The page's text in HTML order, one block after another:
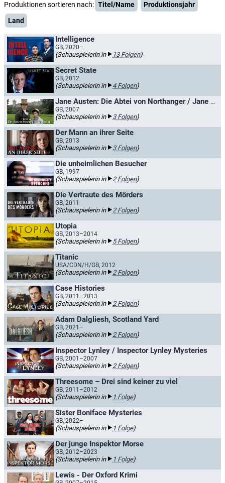
Produktionen sortieren nach: Titel/Name
Produktionsjahr
Land
Intelligence
GB, 2020–
(Schauspielerin in 13 Folgen)
Secret State
GB, 2012
(Schauspielerin in 4 Folgen)
Jane Austen: Die Abtei von Northanger / Jane Austens Northanger Abbey
GB, 2007
(Schauspielerin in 3 Folgen)
Der Mann an ihrer Seite
GB, 2013
(Schauspielerin in 3 Folgen)
Die unheimlichen Besucher
GB, 1997
(Schauspielerin in 2 Folgen)
Die Vertraute des Mörders
GB, 2011
(Schauspielerin in 2 Folgen)
Utopia
GB, 2013–2014
(Schauspielerin in 5 Folgen)
Titanic
USA/CDN/H/GB, 2012
(Schauspielerin in 2 Folgen)
Case Histories
GB, 2011–2013
(Schauspielerin in 2 Folgen)
Adam Dalgliesh, Scotland Yard
GB, 2021–
(Schauspielerin in 2 Folgen)
Inspector Lynley / Inspector Lynley Mysteries
GB, 2001–2007
(Schauspielerin in 2 Folgen)
Threesome – Drei sind keiner zu viel
GB, 2011–2012
(Schauspielerin in 1 Folge)
Sister Boniface Mysteries
GB, 2022–
(Schauspielerin in 1 Folge)
Der junge Inspektor Morse
GB, 2012–2023
(Schauspielerin in 1 Folge)
Lewis - Der Oxford Krimi